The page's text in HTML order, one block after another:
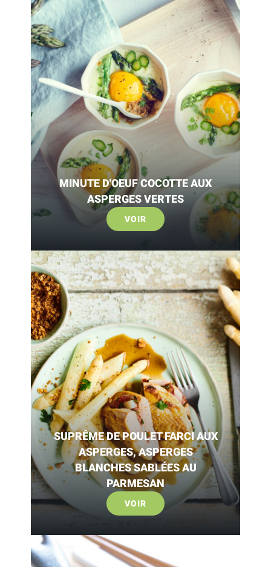
MINUTE D'OEUF COCOTTE AUX
ASPERGES VERTES
VOIR
SUPRÊME DE POULET FARCI AUX
ASPERGES, ASPERGES
BLANCHES SABLÉES AU
PARMESAN
VOIR